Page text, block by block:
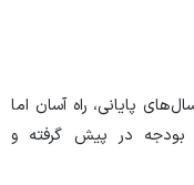
پایانی، راه آسان اما
بودجه در پیش گرفته و